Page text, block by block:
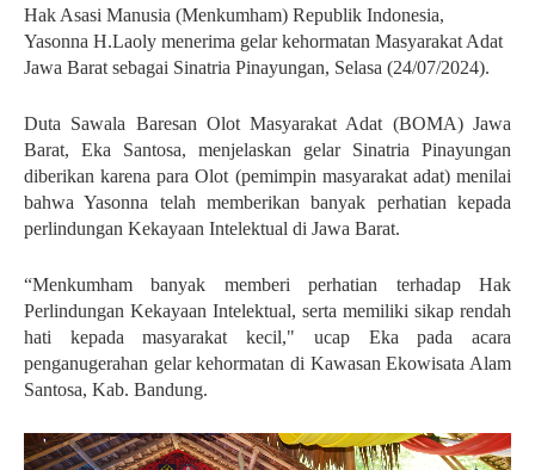
Hak Asasi Manusia (Menkumham) Republik Indonesia,
Yasonna H.Laoly menerima gelar kehormatan Masyarakat Adat
Jawa Barat sebagai Sinatria Pinayungan, Selasa (24/07/2024).
Duta Sawala Baresan Olot Masyarakat Adat (BOMA) Jawa
Barat, Eka Santosa, menjelaskan gelar Sinatria Pinayungan
diberikan karena para Olot (pemimpin masyarakat adat) menilai
bahwa Yasonna telah memberikan banyak perhatian kepada
perlindungan Kekayaan Intelektual di Jawa Barat.
“Menkumham banyak memberi perhatian terhadap Hak
Perlindungan Kekayaan Intelektual, serta memiliki sikap rendah
hati kepada masyarakat kecil," ucap Eka pada acara
penganugerahan gelar kehormatan di Kawasan Ekowisata Alam
Santosa, Kab. Bandung.